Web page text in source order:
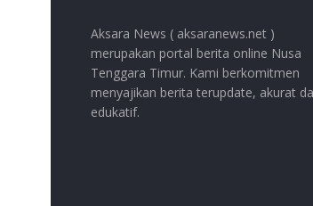
Aksara News ( aksaranews.net )
merupakan portal berita online Nusa
Tenggara Timur. Kami berkomitmen
menyajikan berita terupdate, akurat
edukatif.